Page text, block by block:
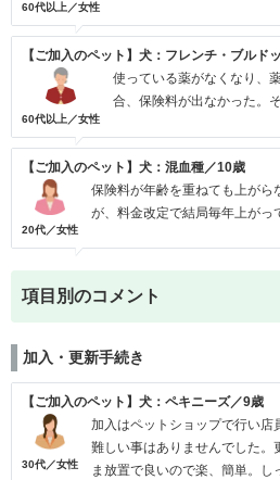
60代以上／女性
【ご加入のペット】犬：フレンチ・ブルド
60代以上／女性
使っている薬がなくなり、
合、保険料が出なかった。
【ご加入のペット】犬：混血種／10歳
20代／女性
保険料が年齢を重ねても上がら
が、料金改定で結局毎年上がっ
項目別のコメント
加入・更新手続き
【ご加入のペット】犬：ペキニーズ／9歳
30代／女性
加入はペットショップで行い店
難しい事はありませんでした。
ま放置で良いので楽、簡単。